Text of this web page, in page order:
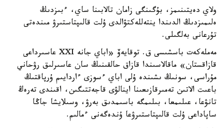
ولاي دەيتىنىمز، بۇگىنگى زامان تالابىنا ساي، ءبىزدىڭ
ەلىمىزدىڭ الدىندا ينتەللەكتۋالدى ۇلت قالىپتاستىرۋ مىندەتى
تۇرعانى بەلگىلى.
مەملەكەت باسشىسى ق. توقايەۆ «اباي جانە XXI عاسىرداعى
قازاقستان» ماقالاسىندا قازاق حالقىنىڭ سان عاسىرلىق رۋحاني
مۇراسى، سونىڭ ىشىندە ۇلى اباي ءسوزى ءاردايىم ۇرپاقتىڭ
باعىت الاتىن تەمىرقازىعىنا اينالۋى قاجەتتىگىن، اقىندى تەرەڭ
تانۋعا، عىلىمعا، بىلىمگە باسىمدىق بەرۋ، وسىلايشا جاڭا
ساپاداعى ۇلت قالىپتاستىرۋعا ۇندەگەنى ءمالىم.